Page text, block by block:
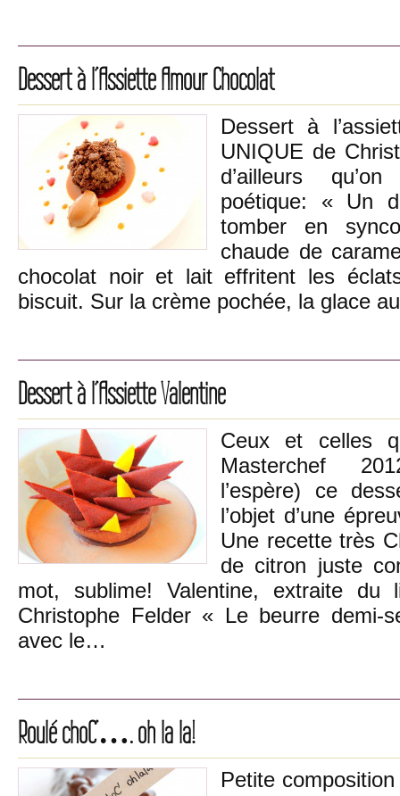
Dessert à l’Assiette Amour Chocolat
Dessert à
UNIQUE de
d’ailleurs
poétique: « Un
tomber en
chaude de
chocolat noir et lait effritent les
biscuit. Sur la crème pochée, la glace
Dessert à l’Assiette Valentine
Ceux et celles
Masterchef
l’espère) ce
l’objet d’une
Une recette très
de citron juste
mot, sublime! Valentine, extraite du
Christophe Felder « Le beurre demi-
avec le…
Roulé choC’…. oh la la!
Petite